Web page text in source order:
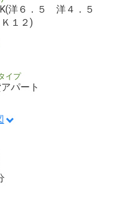
洋６．５ 洋４．５
Ｋ１２)
イプ
パート